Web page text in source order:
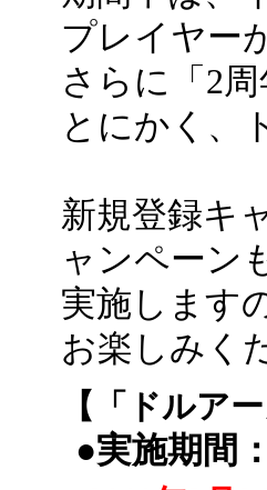
プレイヤー
さらに「2
とにかく、
新規登録キ
ャンペーン
実施します
お楽しみく
【「ドルア
●実施期間：